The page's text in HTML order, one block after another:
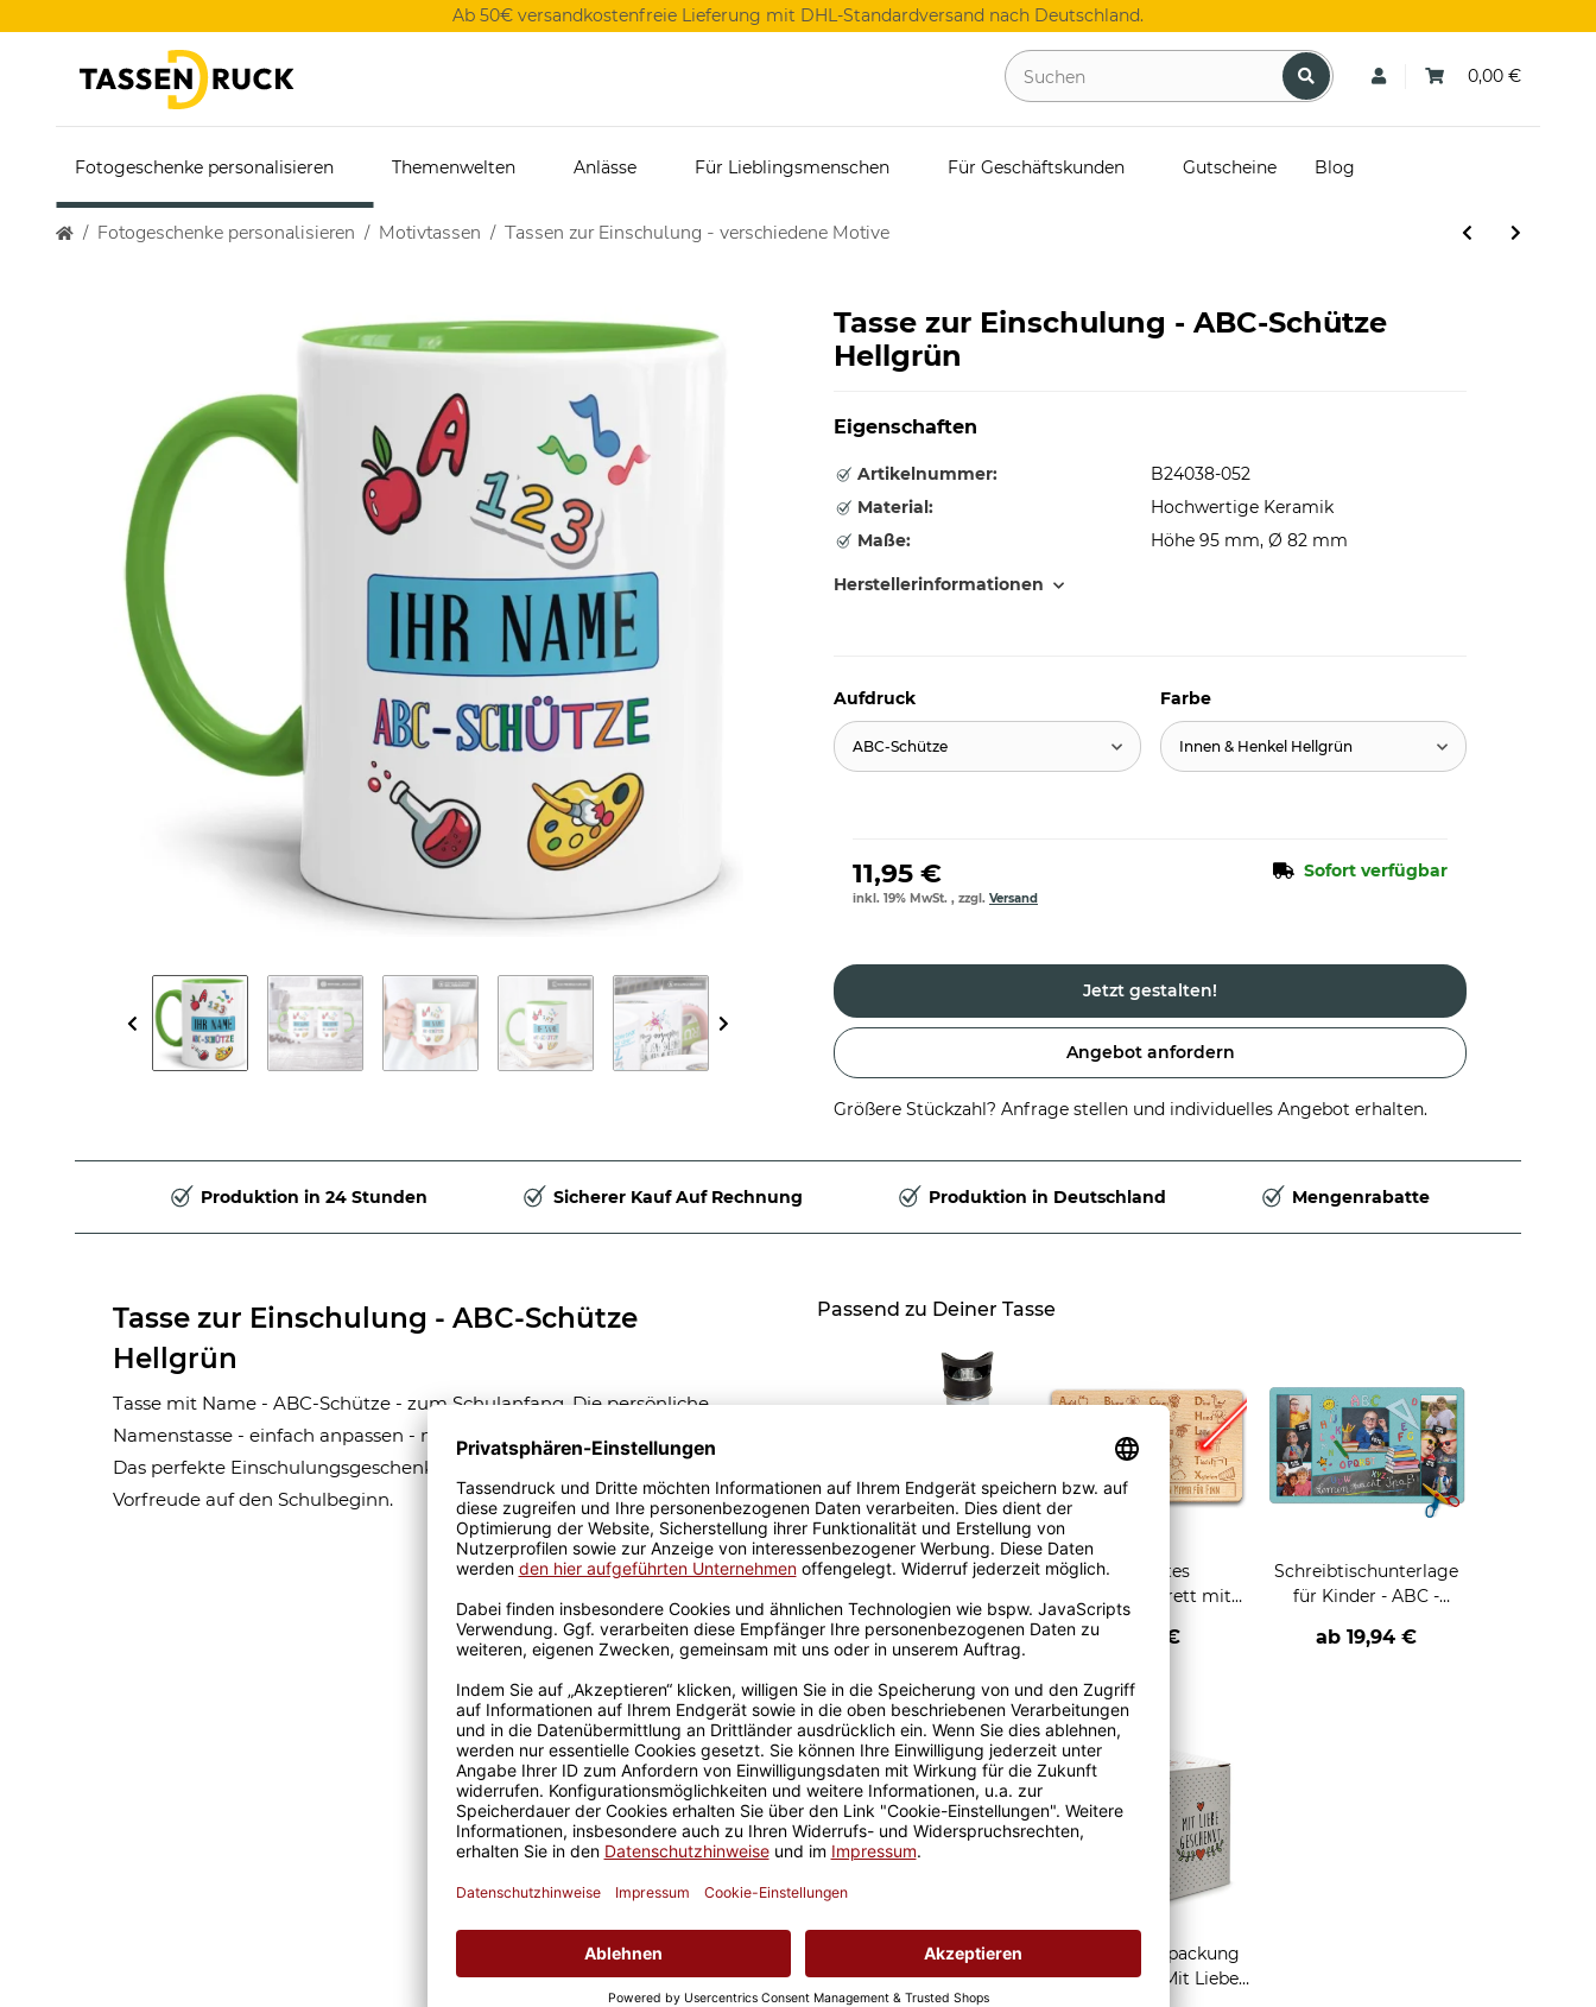
Ab 50€ versandkostenfreie Lieferung mit DHL-Standardversand nach Deutschland.
0,00 €
Fotogeschenke personalisieren Themenwelten Anlässe Für Lieblingsmenschen Für Geschäftskunden Gutscheine Blog
Fotogeschenke personalisieren Motivtassen Tassen zur Einschulung - verschiedene Motive
Tasse zur Einschulung - ABC-Schütze
Hellgrün
Eigenschaften
Artikelnummer:
B24038-052
Material:
Hochwertige Keramik
Maße:
Höhe 95 mm, Ø 82 mm
Herstellerinformationen
Aufdruck
ABC-Schütze
Farbe
Innen & Henkel Hellgrün
11,95 € Sofort verfügbar
inkl. 19% MwSt. , zzgl. Versand
Jetzt gestalten!
Angebot anfordern
Größere Stückzahl? Anfrage stellen und individuelles Angebot erhalten.
Produktion in 24 Stunden Sicherer Kauf Auf Rechnung Produktion in Deutschland Mengenrabatte
Tasse zur Einschulung - ABC-Schütze
Hellgrün
Tasse mit Name - ABC-Schütze - zum Schulanfang. Die persönliche
Namenstasse - einfach anpassen - mit dem Wunschnamen des Kindes.
Das perfekte Einschulungsgeschenk für Jungen und Mädchen weckt die
Vorfreude auf den Schulbeginn.
Passend zu Deiner Tasse
Geschenk-Set zur
Trinkflasche & Brotdose
- mit 5 süßen
Auswahl - mit Name
und Jahreszahl
personalisierbar
39,95 €
Graviertes
Frühstücksbrett mit
ABC und Name
12,95 €
Schreibtischunterlage
für Kinder - ABC -
mit Fotos
ab19,94 €
Passende Verpackungen
Geschenkverpackung
für Tassen - Mit Liebe